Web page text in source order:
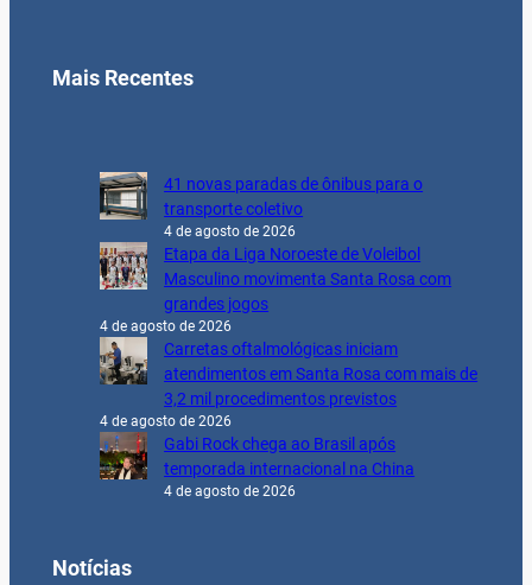
Mais Recentes
41 novas paradas de ônibus para o
transporte coletivo
4 de agosto de 2026
Etapa da Liga Noroeste de Voleibol
Masculino movimenta Santa Rosa com
grandes jogos
4 de agosto de 2026
Carretas oftalmológicas iniciam
atendimentos em Santa Rosa com mais de
3,2 mil procedimentos previstos
4 de agosto de 2026
Gabi Rock chega ao Brasil após
temporada internacional na China
4 de agosto de 2026
Notícias